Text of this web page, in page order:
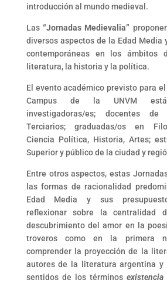
introducción al mundo medieval.
Las“Jornadas Medievalia”
diversos aspectos de la Edad Media
contemporáneas en los ámbitos
literatura, la historia y la política.
El evento académico previsto para
Campus de la UNVM
investigadoras/es; docentes de
Terciarios; graduadas/os en
Ciencia Política, Historia, Artes;
Superior y público de la ciudad y
Entre otros aspectos, estas
las formas de racionalidad
Edad Media y sus
reflexionar sobre la centralidad
descubrimiento del amor en la
troveros como en la primera
comprender la proyección de la
autores de la literatura argentina y
sentidos de los términos